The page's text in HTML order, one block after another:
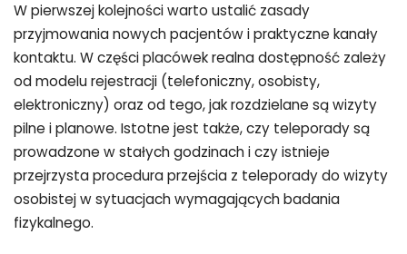
W pierwszej kolejności warto ustalić zasady
przyjmowania nowych pacjentów i praktyczne kanały
kontaktu. W części placówek realna dostępność zależy
od modelu rejestracji (telefoniczny, osobisty,
elektroniczny) oraz od tego, jak rozdzielane są wizyty
pilne i planowe. Istotne jest także, czy teleporady są
prowadzone w stałych godzinach i czy istnieje
przejrzysta procedura przejścia z teleporady do wizyty
osobistej w sytuacjach wymagających badania
fizykalnego.